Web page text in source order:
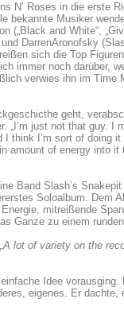
N’ Roses in die erste
bekannte Musiker
and White“,
DarrenAronofsky
sich die Top
immer noch darüber,
verwies ihn im
geht,
„I’m just not that guy. I
think I’m sort of doing
amount of energy into
Band Slash’s
Soloalbum. Dem
mitreißende
Ganze zu einem
lot of variety on the
Idee
eigenes. Er